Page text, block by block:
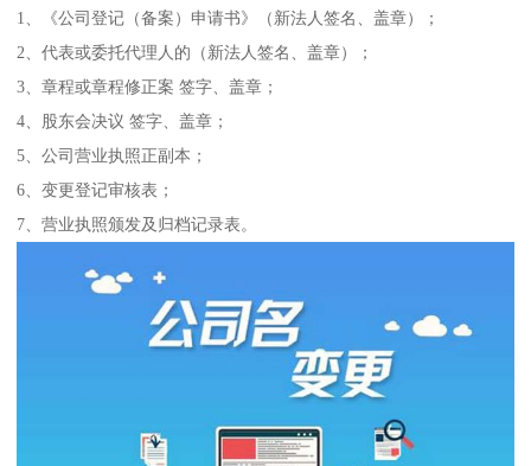
1、《公司登记（备案）申请书》（新法人签名、盖章）；
2、代表或委托代理人的（新法人签名、盖章）；
3、章程或章程修正案 签字、盖章；
4、股东会决议 签字、盖章；
5、公司营业执照正副本；
6、变更登记审核表；
7、营业执照颁发及归档记录表。